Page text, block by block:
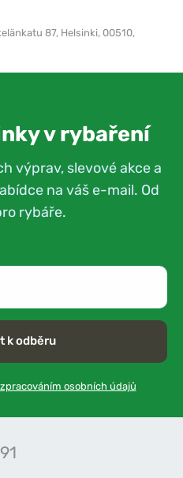
87, Helsinki, 00510,
v rybaření
výprav, slevové akce a
na váš e-mail. Od
rybáře.
k odběru
zpracováním osobních údajů